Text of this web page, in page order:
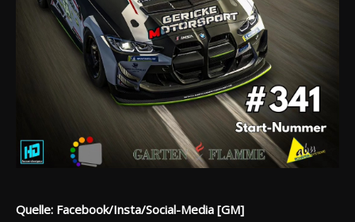
Quelle: Facebook/Insta/Social-Media [GM]